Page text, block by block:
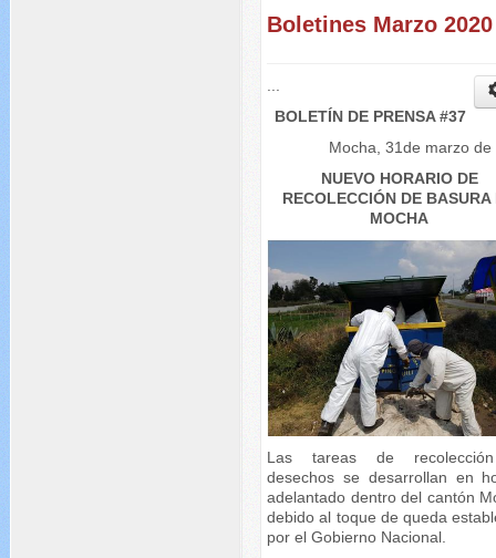
Boletines Marzo 2020
BOLETÍN DE PRENSA #37
Mocha, 31de marzo de
NUEVO HORARIO DE
RECOLECCIÓN DE BASURA
MOCHA
Las tareas de
desechos se desarrollan en
adelantado dentro del cantón
debido al toque de queda
por el Gobierno Nacional.